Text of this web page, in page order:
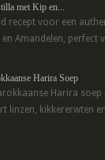
met Kip en...
recept voor een
en Amandelen, perfect
Harira Soep
Harira soep
linzen, kikkererwten